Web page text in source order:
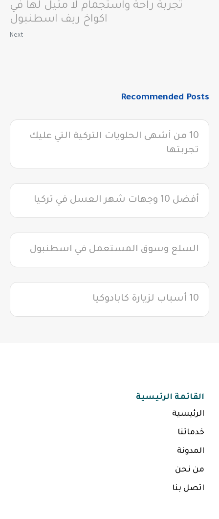
تجربة راحة واستجمام لا مثيل لها في
اكواخ ريف اسطنبول
Next
Recommended Posts
10 من أشهى الحلويات التركية التي عليك
تجربتها
أفضل 10 وجهات شهر العسل في تركيا
السلع وسوق المستعمل في اسطنبول
10 أسباب لزيارة كابادوكيا
القائمة الرئيسية
الرئيسية
خدماتنا
المدونة
من نحن
اتصل بنا